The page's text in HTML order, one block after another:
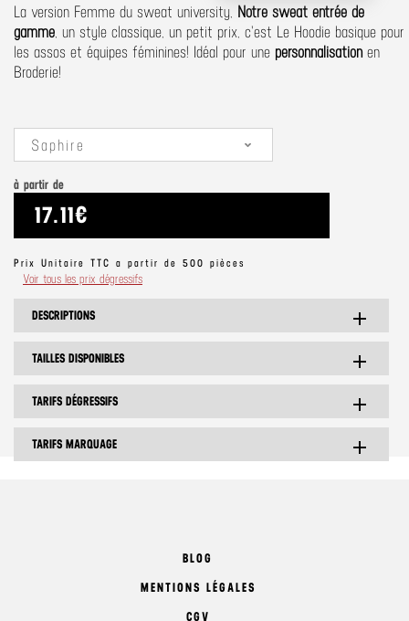
La version Femme du sweat university, Notre sweat entrée de
gamme, un style classique, un petit prix, c'est Le Hoodie basique pour
les assos et équipes féminines! Idéal pour une personnalisation en
Broderie!
Saphire
à partir de
17.11€
Prix Unitaire TTC a partir de 500 pièces
Voir tous les prix dégressifs
DESCRIPTIONS add
TAILLES DISPONIBLES add
TARIFS DÉGRESSIFS add
TARIFS MARQUAGE add
BLOG
MENTIONS LÉGALES
CGV